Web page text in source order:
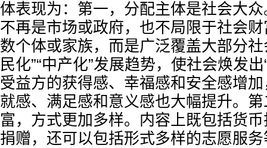
体表现为：第一，分配主体是社会大
不再是市场或政府，也不局限于社会
数个体或家族，而是广泛覆盖大部分社
民化”“中产化”发展趋势，使社会焕发
受益方的获得感、幸福感和安全感增
就感、满足感和意义感也大幅提升。
富，方式更加多样。内容上既包括货
捐赠，还可以包括形式多样的志愿服